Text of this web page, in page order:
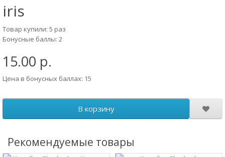
iris
Товар купили: 5 раз
Бонусные баллы: 2
15.00 р.
Цена в бонусных баллах: 15
В корзину
Рекомендуемые товары